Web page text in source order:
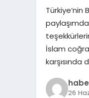
Türkiye’nin
İslam
karşısında
26